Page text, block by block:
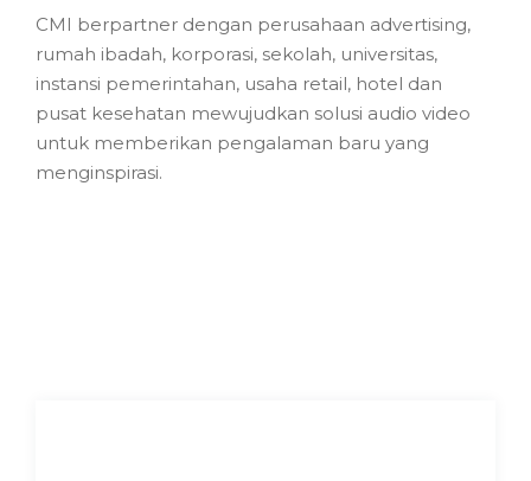
CMI berpartner dengan perusahaan advertising,
rumah ibadah, korporasi, sekolah, universitas,
instansi pemerintahan, usaha retail, hotel dan
pusat kesehatan mewujudkan solusi audio video
untuk memberikan pengalaman baru yang
menginspirasi.